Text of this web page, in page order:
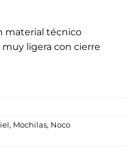
material técnico
ligera con cierre
, Mochilas, Noco